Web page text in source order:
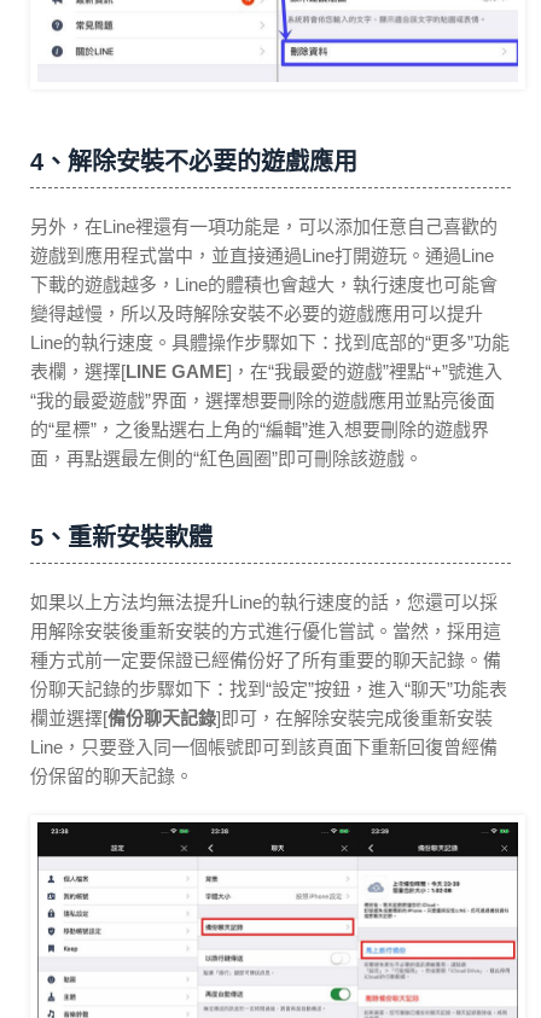
4、解除安裝不必要的遊戲應用
另外，在Line裡還有一項功能是，可以添加任意自己喜歡的
遊戲到應用程式當中，並直接通過Line打開遊玩。通過Line
下載的遊戲越多，Line的體積也會越大，執行速度也可能會
變得越慢，所以及時解除安裝不必要的遊戲應用可以提升
Line的執行速度。具體操作步驟如下：找到底部的“更多”功能
表欄，選擇[LINE GAME]，在“我最愛的遊戲”裡點“+”號進入
“我的最愛遊戲”界面，選擇想要刪除的遊戲應用並點亮後面
的“星標”，之後點選右上角的“編輯”進入想要刪除的遊戲界
面，再點選最左側的“紅色圓圈”即可刪除該遊戲。
5、重新安裝軟體
如果以上方法均無法提升Line的執行速度的話，您還可以採
用解除安裝後重新安裝的方式進行優化嘗試。當然，採用這
種方式前一定要保證已經備份好了所有重要的聊天記錄。備
份聊天記錄的步驟如下：找到“設定”按鈕，進入“聊天”功能表
欄並選擇[備份聊天記錄]即可，在解除安裝完成後重新安裝
Line，只要登入同一個帳號即可到該頁面下重新回復曾經備
份保留的聊天記錄。